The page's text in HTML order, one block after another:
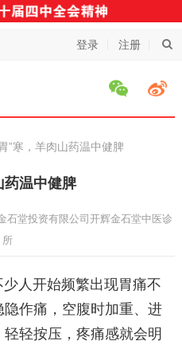
登录 注册
”寒，羊肉山药温中健脾
药温中健脾
石堂投资有限公司开辉金石堂中医诊
所
人开始频繁出现胃痛不
作痛，空腹时加重、进
轻按压，疼痛感就会明